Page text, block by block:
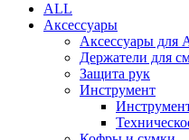
ALL
Аксессуары
Аксессуары для
Держатели для
Защита рук
Инструмент